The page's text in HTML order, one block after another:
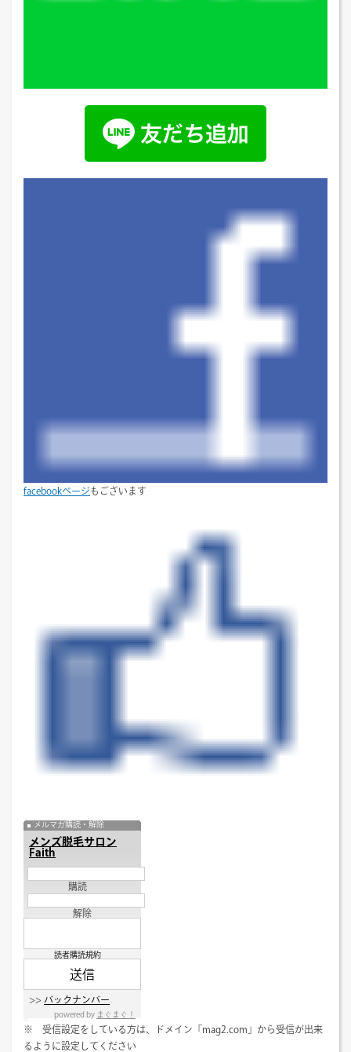
facebookページもございます
メルマガ購読・解除
メンズ脱毛サロン
Faith
購読
解除
読者購読規約
>> バックナンバー
powered by まぐまぐ！
※ 受信設定をしている方は、ドメイン「mag2.com」から受信が出来
るように設定してください